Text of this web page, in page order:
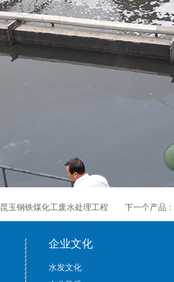
昆玉钢铁煤化工废水处理工程 下一个产品：
企业文化
水发文化